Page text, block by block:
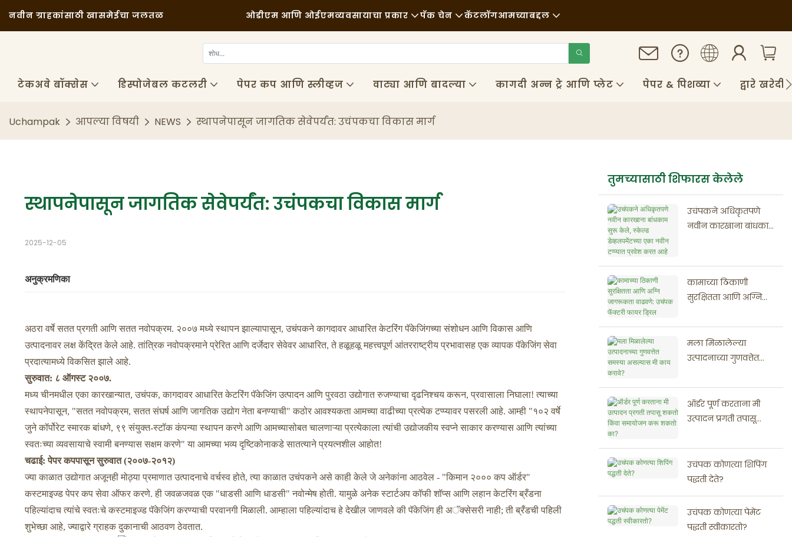
नवीन ग्राहकांसाठी खासमेईचा जलतळ ओडीएम आणि ओईएमव्यवसायाचा प्रकार
अनौपचारिक
बेकरी
पॅक चेन
वाहतूक
कॅटलॉगआमच्याबद्दल
टेकअवे बॉक्सेस डिस्पोजेबल कटलरी पेपर कप आणि स्लीव्हज वाट्या आणि बादल्या कागदी अन्न ट्रे आणि प्लेट पेपर & पिशव्या द्वारे खरेदी
Uchampak आपल्या विषयी NEWS स्थापनेपासून जागतिक सेवेपर्यंत: उचंपकचा विकास मार्ग
स्थापनेपासून जागतिक सेवेपर्यंत: उचंपकचा विकास मार्ग
2025-12-05
अनुक्रमणिका
अठरा वर्षे सतत प्रगती आणि सतत नवोपक्रम. २००७ मध्ये स्थापन झाल्यापासून, उचंपकने कागदावर आधारित केटरिंग पॅकेजिंगच्या संशोधन आणि विकास आणि
उत्पादनावर लक्ष केंद्रित केले आहे. तांत्रिक नवोपक्रमाने प्रेरित आणि दर्जेदार सेवेवर आधारित, ते हळूहळू महत्त्वपूर्ण आंतरराष्ट्रीय प्रभावासह एक व्यापक पॅकेजिंग सेवा
प्रदात्यामध्ये विकसित झाले आहे.
सुरुवात: ८ ऑगस्ट २००७.
मध्य चीनमधील एका कारखान्यात, उचंपक, कागदावर आधारित केटरिंग पॅकेजिंग उत्पादन आणि पुरवठा उद्योगात रुजण्याचा दृढनिश्चय करून, प्रवासाला निघाला! त्याच्या
स्थापनेपासून, "सतत नवोपक्रम, सतत संघर्ष आणि जागतिक उद्योग नेता बनण्याची" कठोर आवश्यकता आमच्या वाढीच्या प्रत्येक टप्प्यावर पसरली आहे. आम्ही "१०२ वर्षे
जुने कॉर्पोरेट स्मारक बांधणे, ९९ संयुक्त-स्टॉक कंपन्या स्थापन करणे आणि आमच्यासोबत चालणाऱ्या प्रत्येकाला त्यांची उद्योजकीय स्वप्ने साकार करण्यास आणि त्यांच्या
स्वतःच्या व्यवसायाचे स्वामी बनण्यास सक्षम करणे" या आमच्या भव्य दृष्टिकोनाकडे सातत्याने प्रयत्नशील आहोत!
चढाई: पेपर कपपासून सुरुवात (२००७-२०१२)
ज्या काळात उद्योगात अजूनही मोठ्या प्रमाणात उत्पादनाचे वर्चस्व होते, त्या काळात उचंपकने असे काही केले जे अनेकांना आठवेल - "किमान २००० कप ऑर्डर"
कस्टमाइज्ड पेपर कप सेवा ऑफर करणे. ही जवळजवळ एक "धाडसी आणि धाडसी" नवोन्मेष होती. यामुळे अनेक स्टार्टअप कॉफी शॉप्स आणि लहान केटरिंग ब्रँडना
पहिल्यांदाच त्यांचे स्वतःचे कस्टमाइज्ड पॅकेजिंग करण्याची परवानगी मिळाली. आम्हाला पहिल्यांदाच हे देखील जाणवले की पॅकेजिंग ही अॅक्सेसरी नाही; ती ब्रँडची पहिली
शुभेच्छा आहे, ज्याद्वारे ग्राहक दुकानाची आठवण ठेवतात.
तुमच्यासाठी शिफारस केलेले
उचंपकने अधिकृतपणे
नवीन कारखाना बांधकाम
नवीन टप्प्यात प्रवेश करत
आहे
कामाच्या ठिकाणी
सुरक्षितता आणि अग्नि
उचंपक फॅक्टरी फायर
ड्रिल
मला मिळालेल्या
उत्पादनाच्या गुणवत्तेत
काय करावे?
ऑर्डर पूर्ण करताना मी
उत्पादन प्रगती तपासू
करू शकतो का?
उचंपक कोणत्या शिपिंग
पद्धती देते?
उचंपक कोणत्या पेमेंट
पद्धती स्वीकारतो?